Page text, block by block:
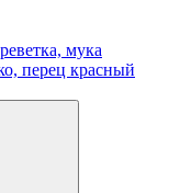
мука
перец красный